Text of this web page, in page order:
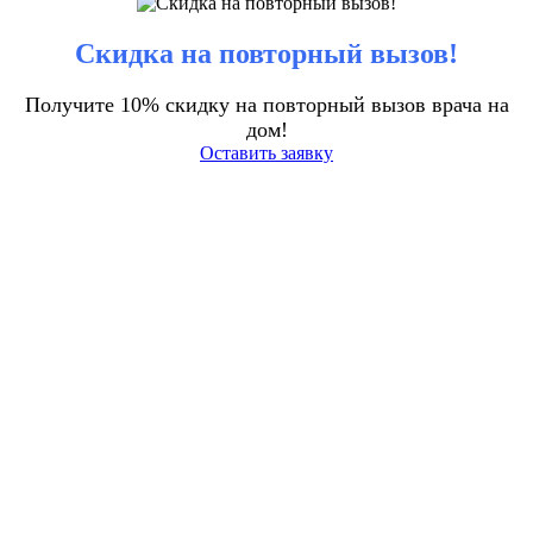
Скидка на повторный вызов!
Получите 10% скидку на повторный вызов врача на
дом!
Оставить заявку